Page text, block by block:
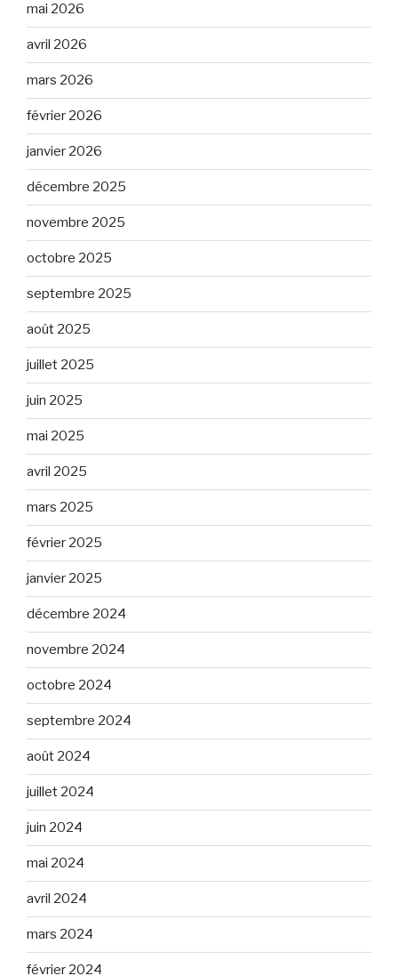
mai 2026
avril 2026
mars 2026
février 2026
janvier 2026
décembre 2025
novembre 2025
octobre 2025
septembre 2025
août 2025
juillet 2025
juin 2025
mai 2025
avril 2025
mars 2025
février 2025
janvier 2025
décembre 2024
novembre 2024
octobre 2024
septembre 2024
août 2024
juillet 2024
juin 2024
mai 2024
avril 2024
mars 2024
février 2024